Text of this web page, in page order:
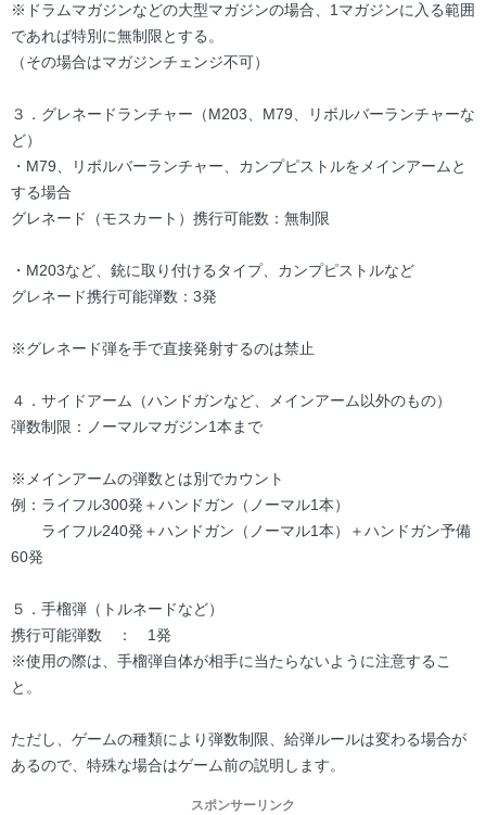
※ドラムマガジンなどの大型マガジンの場合、1マガジンに入る範囲
であれば特別に無制限とする。
（その場合はマガジンチェンジ不可）
３．グレネードランチャー（M203、M79、リボルバーランチャーな
ど）
・M79、リボルバーランチャー、カンプピストルをメインアームと
する場合
グレネード（モスカート）携行可能数：無制限
・M203など、銃に取り付けるタイプ、カンプピストルなど
グレネード携行可能弾数：3発
※グレネード弾を手で直接発射するのは禁止
４．サイドアーム（ハンドガンなど、メインアーム以外のもの）
弾数制限：ノーマルマガジン1本まで
※メインアームの弾数とは別でカウント
例：ライフル300発＋ハンドガン（ノーマル1本）
ライフル240発＋ハンドガン（ノーマル1本）＋ハンドガン予備
60発
５．手榴弾（トルネードなど）
携行可能弾数 ： 1発
※使用の際は、手榴弾自体が相手に当たらないように注意するこ
と。
ただし、ゲームの種類により弾数制限、給弾ルールは変わる場合が
あるので、特殊な場合はゲーム前の説明します。
スポンサーリンク